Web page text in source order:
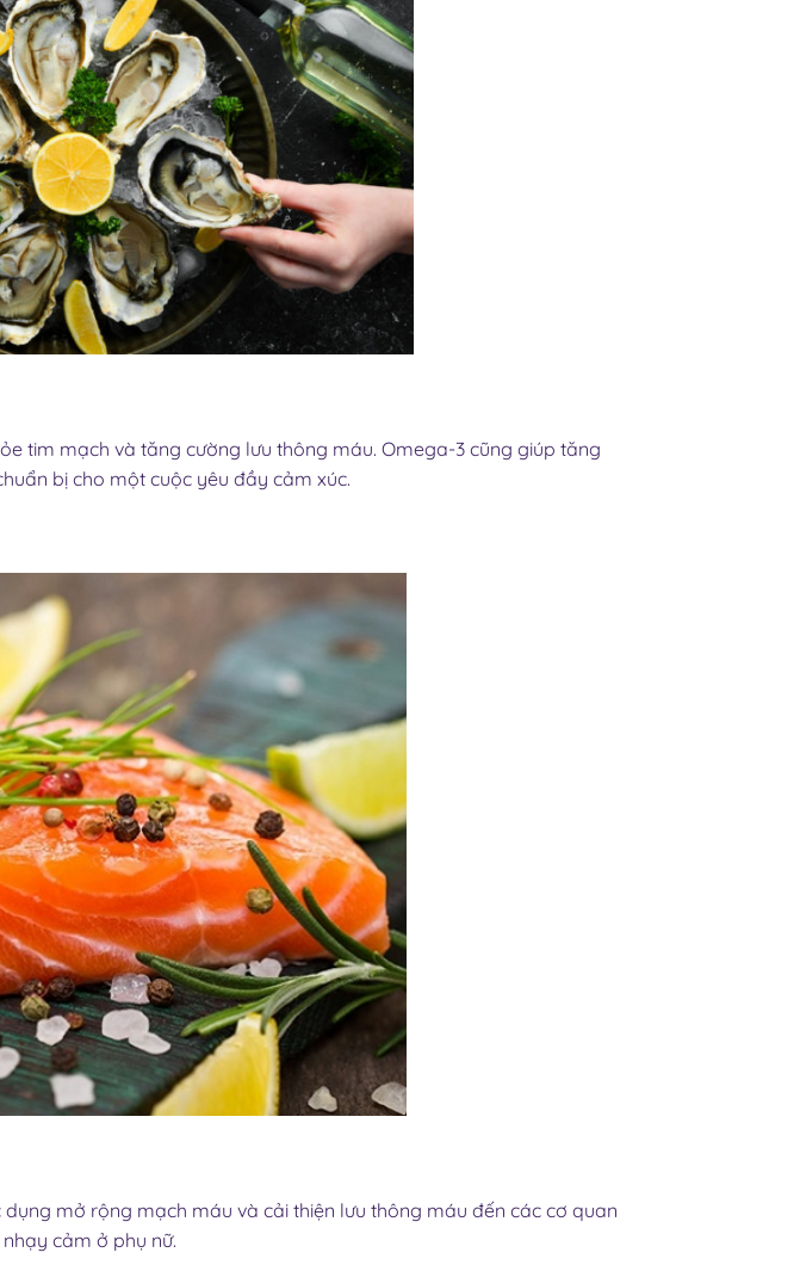
tim mạch và tăng cường lưu thông máu. Omega-3 cũng giúp tăng
bị cho một cuộc yêu đầy cảm xúc.
mở rộng mạch máu và cải thiện lưu thông máu đến các cơ quan
cảm ở phụ nữ.